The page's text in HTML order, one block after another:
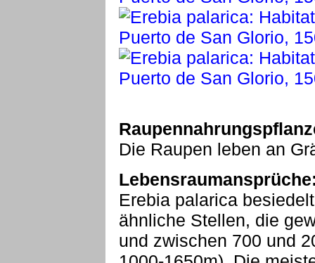
Die Raupen leben an
Erebia palarica
ähnliche Stellen, die
und zwischen 700 und